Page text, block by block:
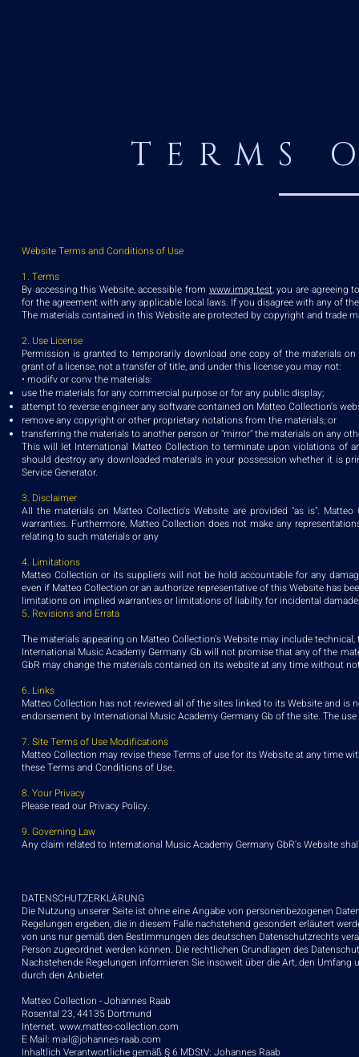
TERMS
Website Terms and Conditions of Use
1. Terms
By accessing this Website, accessible from www.imag.test, you are agreeing
for the agreement with any applicable local laws. If you disagree with any of
The materials contained in this Website are protected by copyright and trade
2. Use License
Permission is granted to temporarily download one copy of the materials
grant of a license, not a transfer of title, and under this license you may not:
• modifv or conv the materials:
use the materials for any commercial purpose or for any public display;
attempt to reverse engineer any software contained on Matteo Collection's
remove any copyright or other proprietary notations from the materials; or
transferring the materials to another person or "mirror" the materials on any
This will let International Matteo Collection to terminate upon violations of
should destroy any downloaded materials in your possession whether it is
Service Generator.
3. Disclaimer
All the materials on Matteo Collectio's Website are provided "as is".
warranties. Furthermore, Matteo Collection does not make any
relating to such materials or any
4. Limitations
Matteo Collection or its suppliers will not be hold accountable for any
even if Matteo Collection or an authorize representative of this Website has
limitations on implied warranties or limitations of liabilty for incidental
5. Revisions and Errata
The materials appearing on Matteo Collection's Website may include
International Music Academy Germany Gb will not promise that any of the
GbR may change the materials contained on its website at any time without
6. Links
Matteo Collection has not reviewed all of the sites linked to its Website and
endorsement by International Music Academy Germany Gb of the site. The
7. Site Terms of Use Modifications
Matteo Collection may revise these Terms of use for its Website at any time
these Terms and Conditions of Use.
8. Your Privacy
Please read our Privacy Policy.
9. Governing Law
Any claim related to International Music Academy Germany GbR's Website
DATENSCHUTZERKLÄRUNG
Die Nutzung unserer Seite ist ohne eine Angabe von personenbezogenen
Regelungen ergeben, die in diesem Falle nachstehend gesondert erläutert
von uns nur gemäß den Bestimmungen des deutschen Datenschutzrechts
Person zugeordnet werden können. Die rechtlichen Grundlagen des
Nachstehende Regelungen informieren Sie insoweit über die Art, den
durch den Anbieter.
Matteo Collection - Johannes Raab
Rosental 23, 44135 Dortmund
Internet. www.matteo-collection.com
E Mail: mail@johannes-raab.com
Inhaltlich Verantwortliche gemäß § 6 MDStV: Johannes Raab